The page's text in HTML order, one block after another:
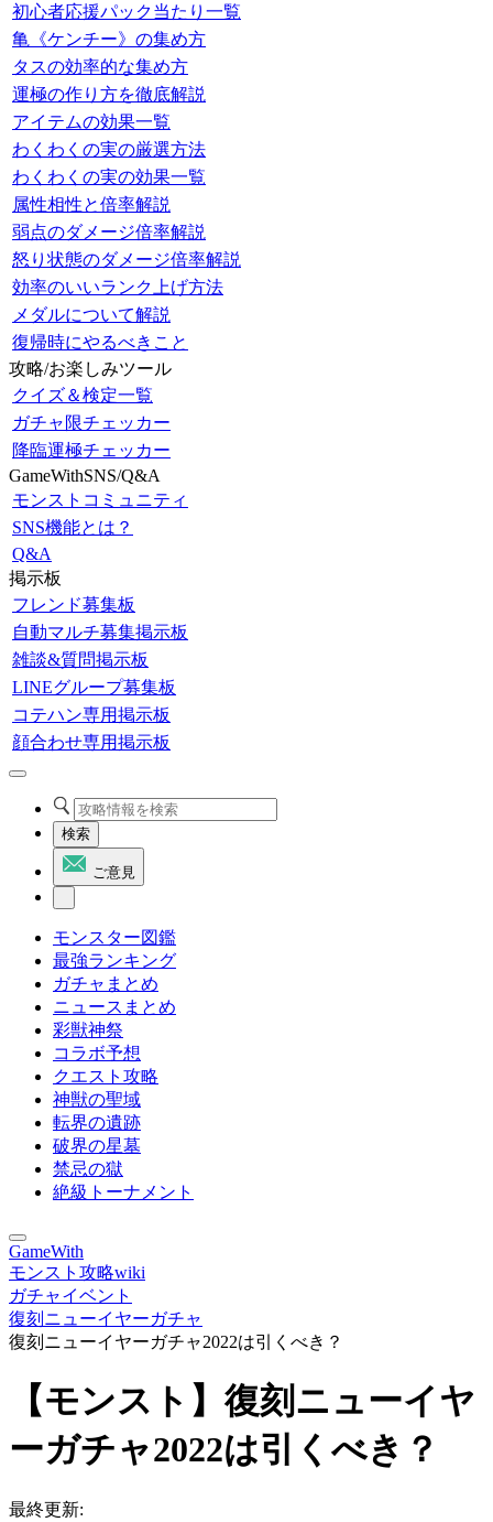
初心者応援パック当たり一覧
亀《ケンチー》の集め方
タスの効率的な集め方
運極の作り方を徹底解説
アイテムの効果一覧
わくわくの実の厳選方法
わくわくの実の効果一覧
属性相性と倍率解説
弱点のダメージ倍率解説
怒り状態のダメージ倍率解説
効率のいいランク上げ方法
メダルについて解説
復帰時にやるべきこと
攻略/お楽しみツール
クイズ＆検定一覧
ガチャ限チェッカー
降臨運極チェッカー
GameWithSNS/Q&A
モンストコミュニティ
SNS機能とは？
Q&A
掲示板
フレンド募集板
自動マルチ募集掲示板
雑談&質問掲示板
LINEグループ募集板
コテハン専用掲示板
顔合わせ専用掲示板
検索
ご意見
モンスター図鑑
最強ランキング
ガチャまとめ
ニュースまとめ
彩獣神祭
コラボ予想
クエスト攻略
神獣の聖域
転界の遺跡
破界の星墓
禁忌の獄
絶級トーナメント
GameWith
モンスト攻略wiki
ガチャイベント
復刻ニューイヤーガチャ
復刻ニューイヤーガチャ2022は引くべき？
【モンスト】復刻ニューイヤ
ーガチャ2022は引くべき？
最終更新: